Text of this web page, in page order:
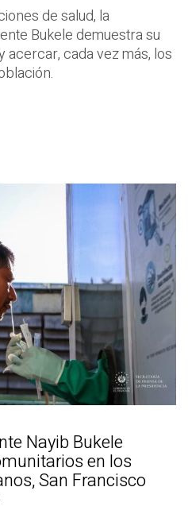
de salud, la
Bukele demuestra su
cada vez más, los
Nayib Bukele
en los
San Francisco